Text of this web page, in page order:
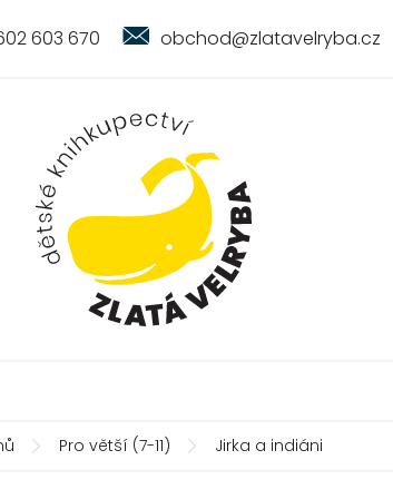
603 670 obchod@zlatavelryba.cz
Pro větší (7-11) Jirka a indiáni